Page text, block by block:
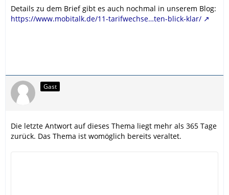
Details zu dem Brief gibt es auch nochmal in unserem Blog:
https://www.mobitalk.de/11-tarifwechse…ten-blick-klar/
Gast
Die letzte Antwort auf dieses Thema liegt mehr als 365 Tage
zurück. Das Thema ist womöglich bereits veraltet.